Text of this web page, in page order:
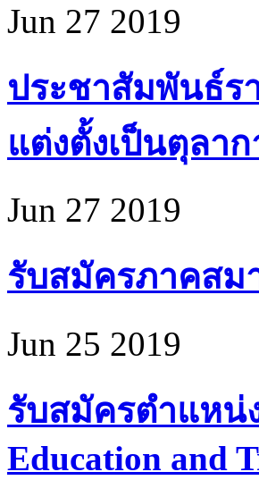
Jun 27 2019
ประชาสัมพันธ์ร
แต่งตั้งเป็นตุลา
Jun 27 2019
รับสมัครภาคสม
Jun 25 2019
รับสมัครตำแหน่ง
Education and